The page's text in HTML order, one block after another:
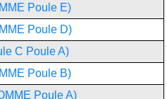
Poule E)
Poule D)
C Poule A)
Poule B)
Poule A)